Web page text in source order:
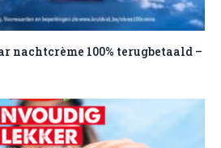
nachtcrème 100% terugbetaald –